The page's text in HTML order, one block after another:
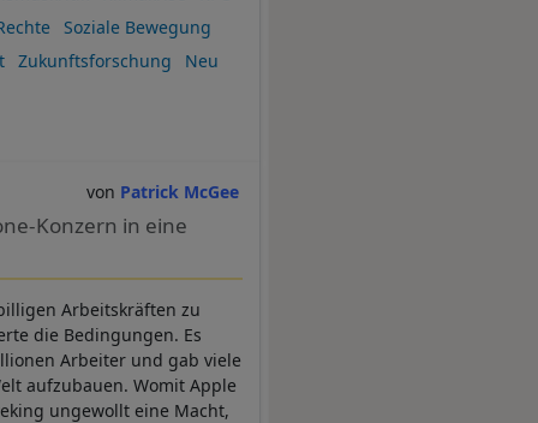
Soziale Bewegung
Zukunftsforschung
Neu
Patrick McGee
Konzern in eine
Arbeitskräften zu
die Bedingungen. Es
Arbeiter und gab viele
aufzubauen. Womit Apple
ungewollt eine Macht,